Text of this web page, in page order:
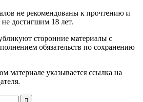
не рекомендованы к прочтению и
достигшим 18 лет.
сторонние материалы с
обязательств по сохранению
материале указывается ссылка на